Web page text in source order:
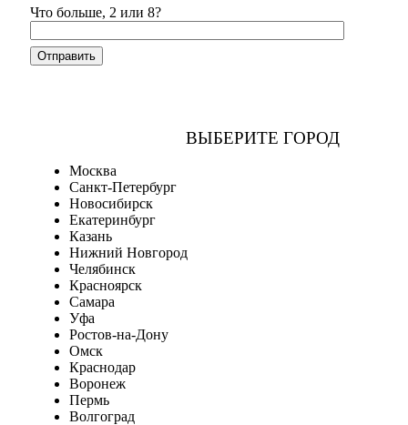
Что больше, 2 или 8?
ВЫБЕРИТЕ ГОРОД
Москва
Санкт-Петербург
Новосибирск
Екатеринбург
Казань
Нижний Новгород
Челябинск
Красноярск
Самара
Уфа
Ростов-на-Дону
Омск
Краснодар
Воронеж
Пермь
Волгоград